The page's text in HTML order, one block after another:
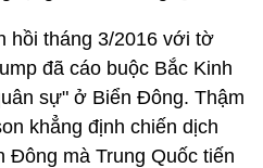
hồi tháng 3/2016 với tờ
đã cáo buộc Bắc Kinh
sự" ở Biển Đông. Thậm
khẳng định chiến dịch
Đông mà Trung Quốc tiến